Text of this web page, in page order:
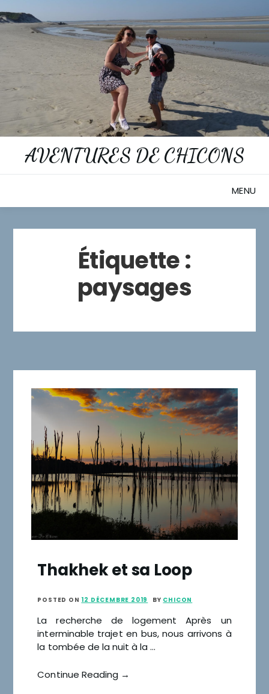
to
content
AVENTURES DE CHICONS
MENU
Étiquette :
paysages
Thakhek et sa Loop
POSTED ON 12 DÉCEMBRE 2019 BY CHICON
La recherche de logement Après un
interminable trajet en bus, nous arrivons à
la tombée de la nuit à la …
Continue Reading →